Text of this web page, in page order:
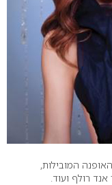
המובילות,
אנד רולף ועוד.